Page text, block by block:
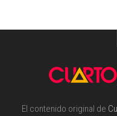
El contenido original de